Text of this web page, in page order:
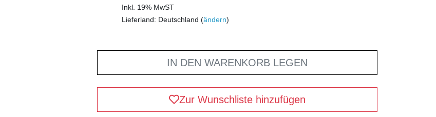
Inkl. 19% MwST
Lieferland: Deutschland (ändern)
IN DEN WARENKORB LEGEN
Zur Wunschliste hinzufügen